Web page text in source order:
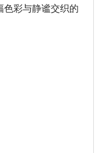
彩与静谧交织的